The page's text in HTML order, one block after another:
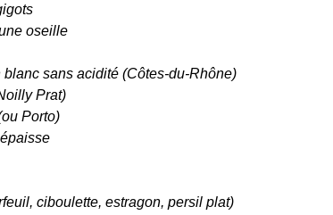
oseille
sans acidité (Côtes-du-Rhône)
Prat)
Porto)
ciboulette, estragon, persil plat)